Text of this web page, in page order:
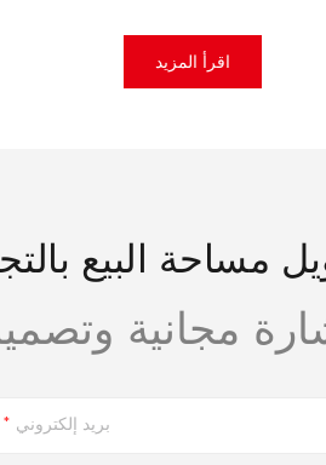
اقرأ المزيد
مساحة البيع
بريد إلكتروني